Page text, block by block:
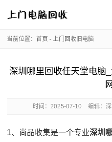
当前位置： 首页 - 上门回收旧电脑
深圳哪里回收任天堂电脑
时间： 2025-07-10 编辑：
1、尚品收集是一个专业深圳